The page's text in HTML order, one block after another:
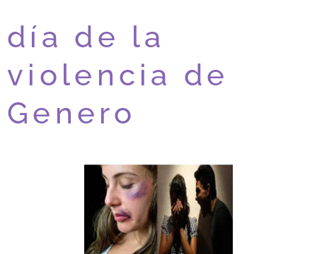
día de la
violencia de
Genero